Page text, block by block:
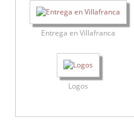
Entrega en Villafranca
Logos